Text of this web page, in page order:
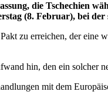
die Tschechien
(8. Februar), bei der
zu erreichen, der
hin, den ein solcher
mit dem